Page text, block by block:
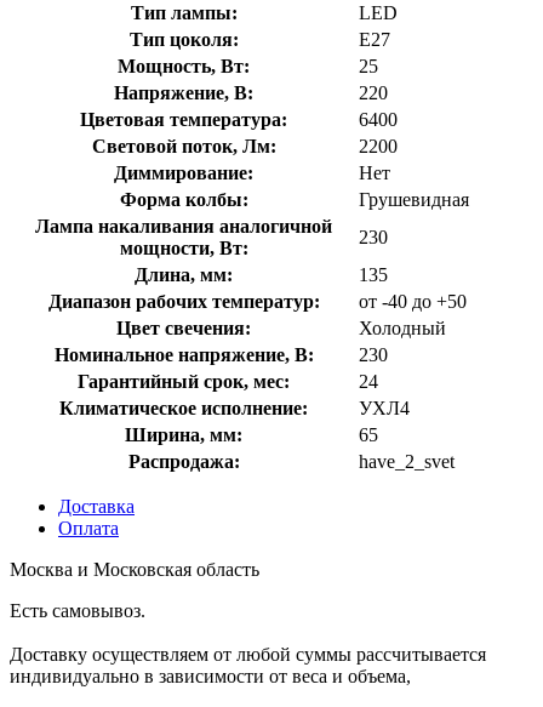
Тип лампы:
LED
Тип цоколя:
E27
Мощность, Вт:
25
Напряжение, В:
220
Цветовая температура:
6400
Световой поток, Лм:
2200
Диммирование:
Нет
Форма колбы:
Грушевидная
Лампа накаливания аналогичной
мощности, Вт:
230
Длина, мм:
135
Диапазон рабочих температур:
от -40 до +50
Цвет свечения:
Холодный
Номинальное напряжение, В:
230
Гарантийный срок, мес:
24
Климатическое исполнение:
УХЛ4
Ширина, мм:
65
Распродажа:
have_2_svet
Доставка
Оплата
Москва и Московская область
Есть самовывоз.
Доставку осуществляем от любой суммы рассчитывается
индивидуально в зависимости от веса и объема,